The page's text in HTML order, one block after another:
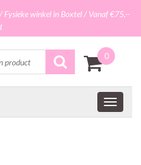
Fysieke winkel in Boxtel / Vanaf €75,--
0